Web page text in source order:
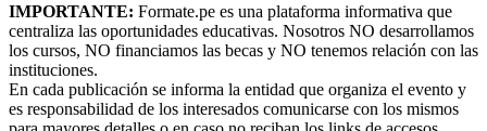
IMPORTANTE: Formate.pe es una plataforma informativa que
centraliza las oportunidades educativas. Nosotros NO desarrollamos
los cursos, NO financiamos las becas y NO tenemos relación con las
instituciones.
En cada publicación se informa la entidad que organiza el evento y
es responsabilidad de los interesados comunicarse con los mismos